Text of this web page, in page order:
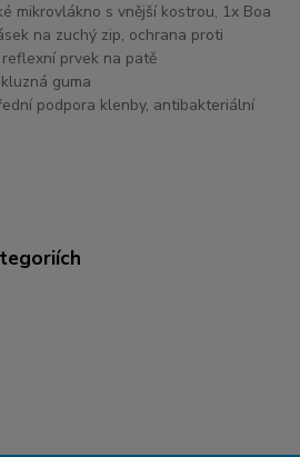
mikrovlákno s vnější kostrou, 1x Boa
na zuchý zip, ochrana proti
prvek na patě
guma
podpora klenby, antibakteriální